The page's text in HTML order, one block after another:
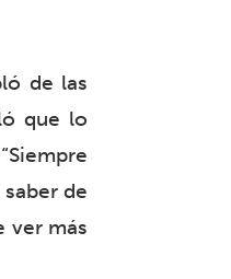
de las
que lo
de
ver más